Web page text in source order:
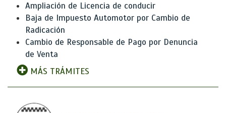
Ampliación de Licencia de conducir
Baja de Impuesto Automotor por Cambio de
Radicación
Cambio de Responsable de Pago por Denuncia
de Venta
MÁS TRÁMITES